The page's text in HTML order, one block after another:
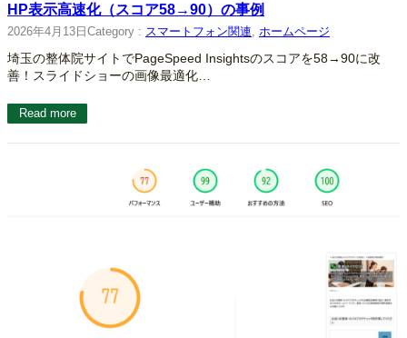
HP表示高速化（スコア58→90）の事例
2026年4月13日 Category : スマートフォン関連, ホームページ
埼玉の整体院サイトでPageSpeed Insightsのスコアを58→90に改
善！スライドショーの画像最適化…
Read more